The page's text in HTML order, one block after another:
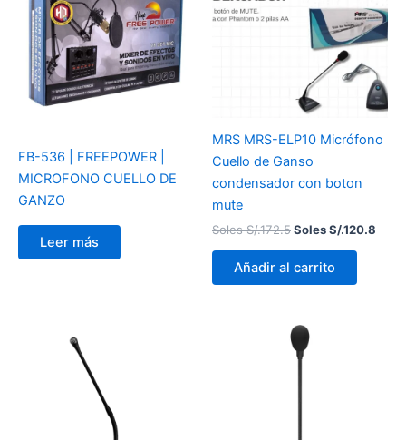
FB-536 | FREEPOWER |
MICROFONO CUELLO DE
GANZO
Leer más
MRS MRS-ELP10 Micrófono
Cuello de Ganso
condensador con boton
mute
Soles S/.172.5
era:
Soles
S/.172.5.
Soles S/.120.8
es:
S/
Añadir al carrito